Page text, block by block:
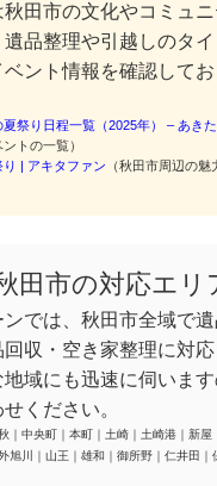
田市の文化やコミュ
品整理や引越しのタイ
ベント情報を確認して
祭り日程一覧（2025年） – あき
トの一覧）
| アキタファン （秋田市周辺の
田市の対応エリ
では、秋田市全域で
収・空き家整理に対応
域にも迅速に伺いま
ください。
中央町 本町 土崎 土崎港 新屋
旭川 山王 雄和 御所野 仁井田